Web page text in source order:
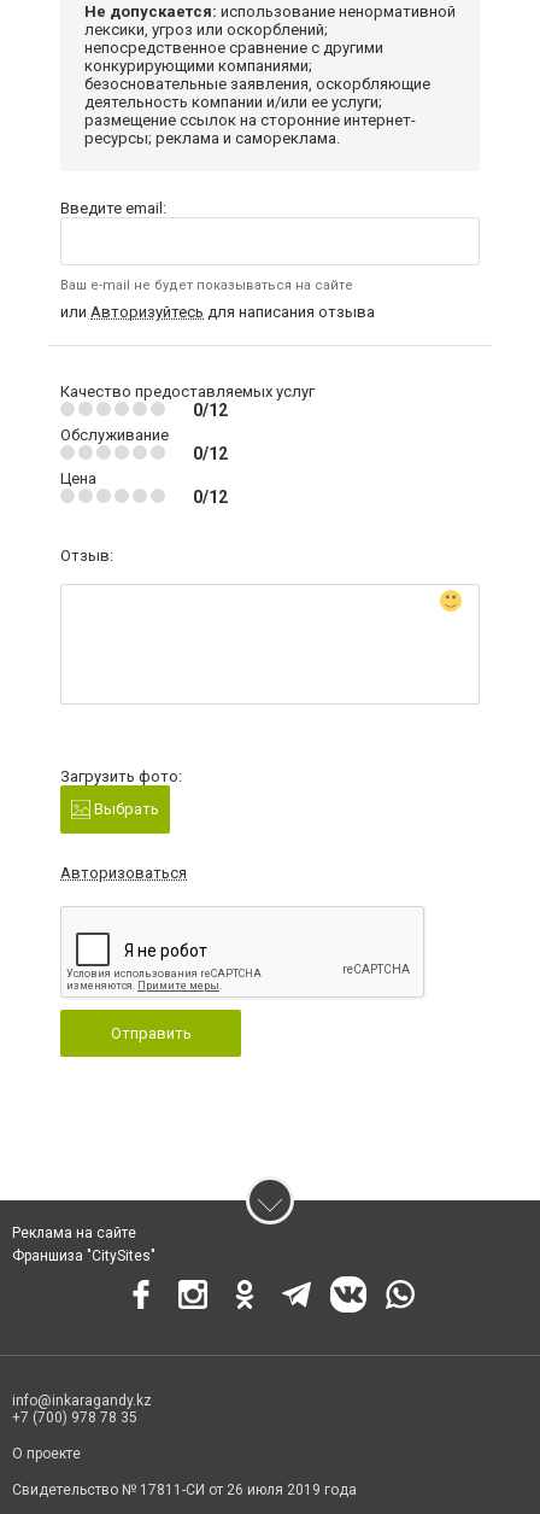
Не допускается: использование ненормативной
лексики, угроз или оскорблений;
непосредственное сравнение с другими
конкурирующими компаниями;
безосновательные заявления, оскорбляющие
деятельность компании и/или ее услуги;
размещение ссылок на сторонние интернет-
ресурсы; реклама и самореклама.
Введите email:
Ваш e-mail не будет показываться на сайте
или Авторизуйтесь для написания отзыва
Качество предоставляемых услуг
0/12
Обслуживание
0/12
Цена
0/12
Отзыв:
Загрузить фото:
Выбрать
Авторизоваться
Отправить
Реклама на сайте
Франшиза "CitySites"
info@inkaragandy.kz
+7 (700) 978 78 35
О проекте
Свидетельство № 17811-СИ от 26 июля 2019 года